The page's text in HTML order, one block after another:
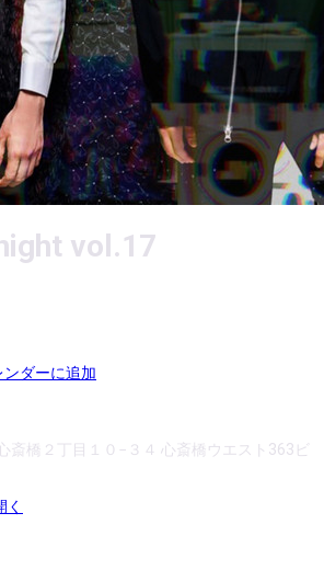
vol.17
ンダーに追加
斎橋２丁目１０−３４ 心斎橋ウエスト363ビ
く